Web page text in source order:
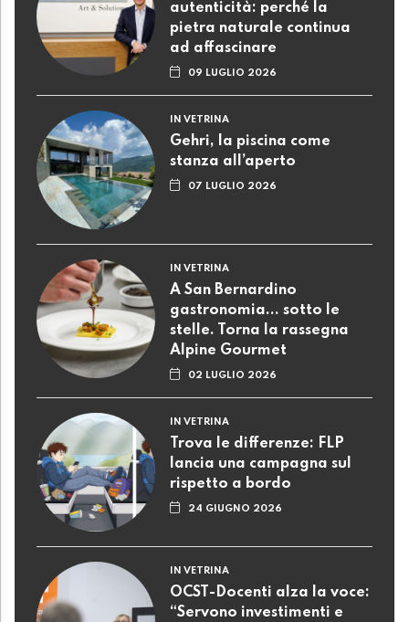
autenticità: perché la
pietra naturale continua
ad affascinare
09 LUGLIO 2026
IN VETRINA
Gehri, la piscina come
stanza all’aperto
07 LUGLIO 2026
IN VETRINA
A San Bernardino
gastronomia... sotto le
stelle. Torna la rassegna
Alpine Gourmet
02 LUGLIO 2026
IN VETRINA
Trova le differenze: FLP
lancia una campagna sul
rispetto a bordo
24 GIUGNO 2026
IN VETRINA
OCST-Docenti alza la voce:
“Servono investimenti e